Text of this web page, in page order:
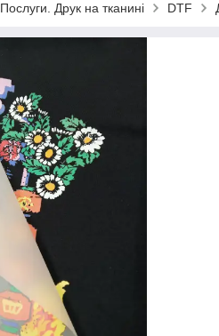
Послуги. Друк на тканині DTF